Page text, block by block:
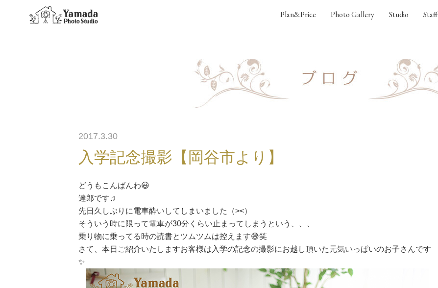
Plan&Price Photo Gallery Studio Staff
2017.3.30
入学記念撮影【岡谷市より】
どうもこんばんわ😃
達郎です♫
先日久しぶりに電車酔いしてしまいました（><）
そういう時に限って電車が30分くらい止まってしまうという、、、
乗り物に乗ってる時の読書とツムツムは控えます😅笑
さて、本日ご紹介いたしますお客様は入学の記念の撮影にお越し頂いた元気いっぱいのお子さんです
✨